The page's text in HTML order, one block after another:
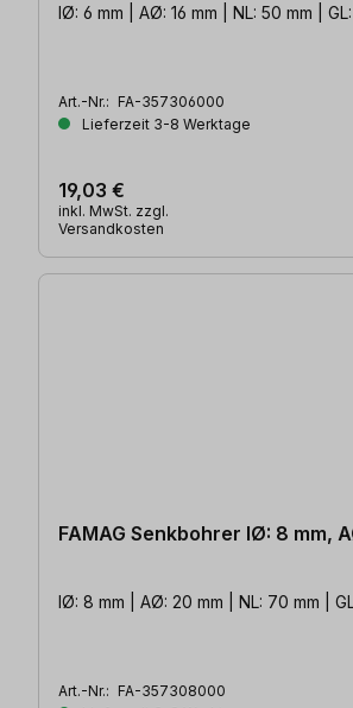
IØ: 6 mm | AØ: 16 mm | NL: 50 mm |
Art.-Nr.: FA-357306000
Lieferzeit 3-8 Werktage
19,03 €
inkl. MwSt. zzgl.
Versandkosten
FAMAG Senkbohrer IØ: 8 mm,
IØ: 8 mm | AØ: 20 mm | NL: 70 mm |
Art.-Nr.: FA-357308000